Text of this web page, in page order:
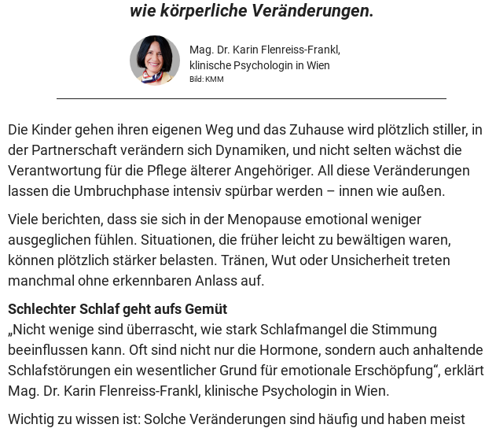
wie körperliche Veränderungen.
Mag. Dr. Karin Flenreiss-Frankl,
klinische Psychologin in Wien
Bild: KMM
Die Kinder gehen ihren eigenen Weg und das Zuhause wird plötzlich stiller, in
der Partnerschaft verändern sich Dynamiken, und nicht selten wächst die
Verantwortung für die Pflege älterer Angehöriger. All diese Veränderungen
lassen die Umbruchphase intensiv spürbar werden – innen wie außen.
Viele berichten, dass sie sich in der Menopause emotional weniger
ausgeglichen fühlen. Situationen, die früher leicht zu bewältigen waren,
können plötzlich stärker belasten. Tränen, Wut oder Unsicherheit treten
manchmal ohne erkennbaren Anlass auf.
Schlechter Schlaf geht aufs Gemüt
„Nicht wenige sind überrascht, wie stark Schlafmangel die Stimmung
beeinflussen kann. Oft sind nicht nur die Hormone, sondern auch anhaltende
Schlafstörungen ein wesentlicher Grund für emotionale Erschöpfung“, erklärt
Mag. Dr. Karin Flenreiss-Frankl, klinische Psychologin in Wien.
Wichtig zu wissen ist: Solche Veränderungen sind häufig und haben meist